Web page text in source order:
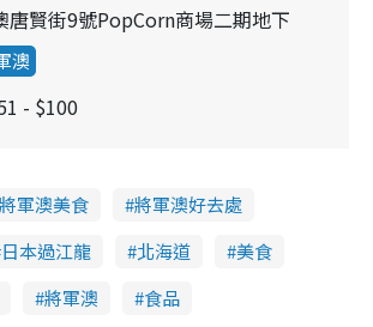
唐賢街9號PopCorn商場二期地下
澳
- $100
將軍澳美食
將軍澳好去處
日本過江龍 北海道
美食
將軍澳 食品